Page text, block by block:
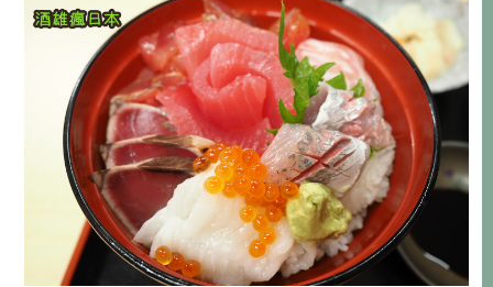
產衛生陶瓷的「TOTO」，跟大倉陶園可說一脈相承，把日本
良好技術不 […]…